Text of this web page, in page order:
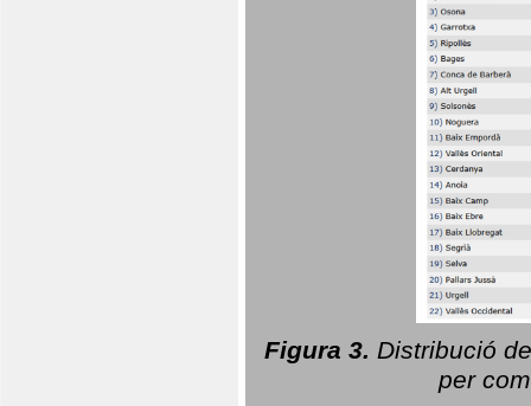
Figura 3. Distribució
per